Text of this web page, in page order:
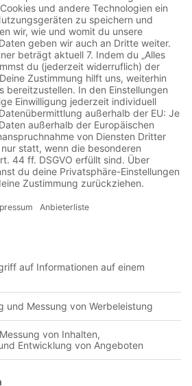
beruht auf dem Printbuch gleichen
ist.